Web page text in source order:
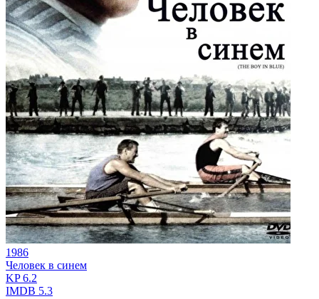
1986
Человек в синем
KP6.2
IMDB 5.3